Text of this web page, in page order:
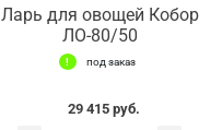
Ларь для овощей Кобор
ЛО-80/50
под заказ
29 415 руб.